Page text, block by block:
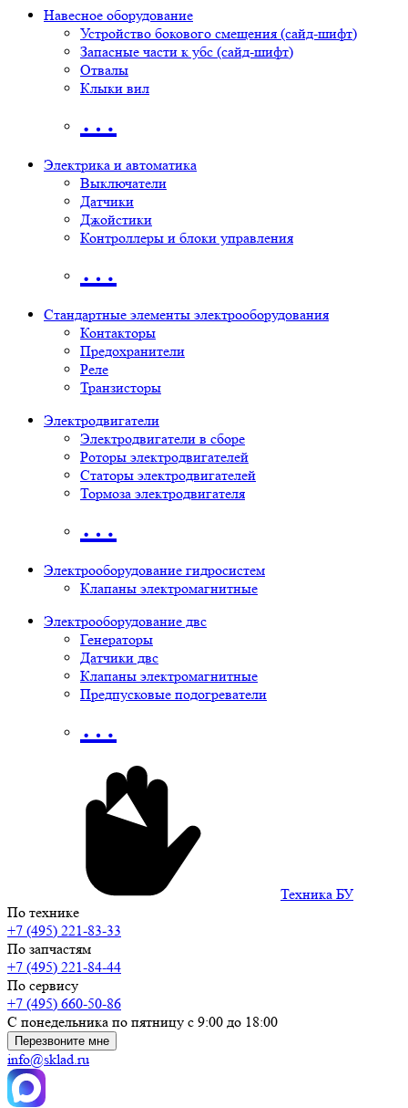
Навесное оборудование
Устройство бокового смещения (сайд-шифт)
Запасные части к убс (сайд-шифт)
Отвалы
Клыки вил
…
Электрика и автоматика
Выключатели
Датчики
Джойстики
Контроллеры и блоки управления
…
Стандартные элементы электрооборудования
Контакторы
Предохранители
Реле
Транзисторы
Электродвигатели
Электродвигатели в сборе
Роторы электродвигателей
Статоры электродвигателей
Тормоза электродвигателя
…
Электрооборудование гидросистем
Клапаны электромагнитные
Электрооборудование двс
Генераторы
Датчики двс
Клапаны электромагнитные
Предпусковые подогреватели
…
Техника БУ
По технике
+7 (495) 221-83-33
По запчастям
+7 (495) 221-84-44
По сервису
+7 (495) 660-50-86
С понедельника по пятницу с 9:00 до 18:00
Перезвоните мне
info@sklad.ru